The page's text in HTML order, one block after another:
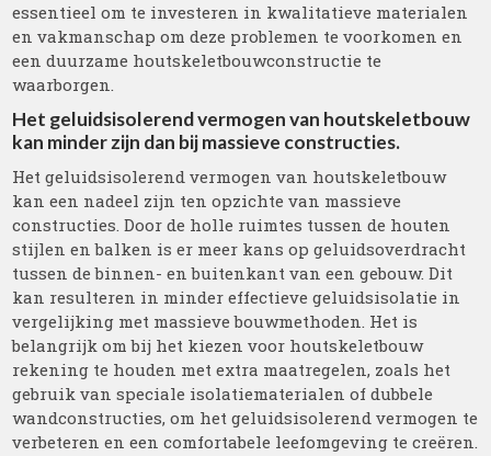
essentieel om te investeren in kwalitatieve materialen
en vakmanschap om deze problemen te voorkomen en
een duurzame houtskeletbouwconstructie te
waarborgen.
Het geluidsisolerend vermogen van houtskeletbouw
kan minder zijn dan bij massieve constructies.
Het geluidsisolerend vermogen van houtskeletbouw
kan een nadeel zijn ten opzichte van massieve
constructies. Door de holle ruimtes tussen de houten
stijlen en balken is er meer kans op geluidsoverdracht
tussen de binnen- en buitenkant van een gebouw. Dit
kan resulteren in minder effectieve geluidsisolatie in
vergelijking met massieve bouwmethoden. Het is
belangrijk om bij het kiezen voor houtskeletbouw
rekening te houden met extra maatregelen, zoals het
gebruik van speciale isolatiematerialen of dubbele
wandconstructies, om het geluidsisolerend vermogen te
verbeteren en een comfortabele leefomgeving te creëren.